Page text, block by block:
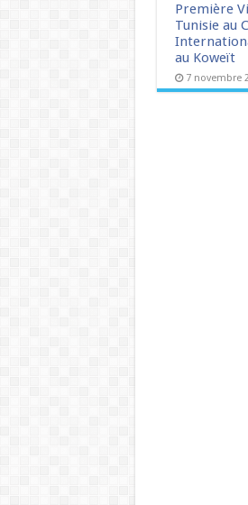
Première
Tunisie au
au Koweït
7 novembre